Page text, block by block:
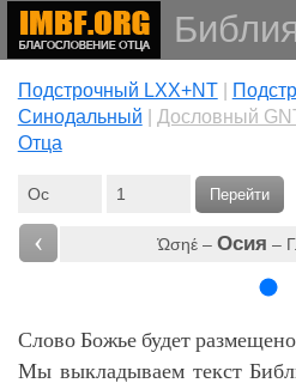
Подстрочный LXX+NT|
Cинодальный
Дословный
Отца
Перейти
‹ Ὠσηέ – Осия –
Слово Божье будет размещено
Мы выкладываем текст